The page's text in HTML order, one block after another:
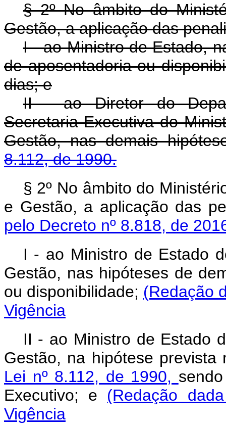
§ 2º No âmbito do
Gestão, a aplicação das
I - ao Ministro de Estado,
de aposentadoria ou
dias; e
II - ao Diretor do
Secretaria-Executiva do
Gestão, nas demais
8.112, de 1990.
§ 2º No âmbito do
e Gestão, a aplicação das
pelo Decreto nº 8.818, de
I - ao Ministro de Estado
Gestão, nas hipóteses de
ou disponibilidade; (Redação
Vigência
II - ao Ministro de Estado
Gestão, na hipótese
Lei nº 8.112, de 1990,
Executivo; e (Redação
Vigência